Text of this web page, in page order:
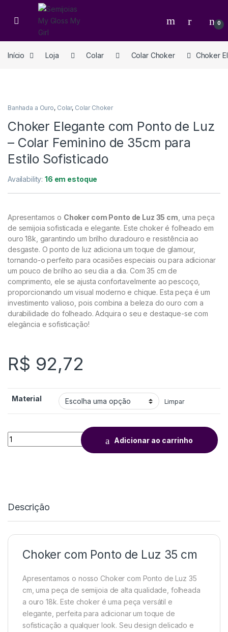
0
Início Loja Colar Colar Choker Choker
Banhada a Ouro, Colar, Colar Choker
Choker Elegante com Ponto de Luz
– Colar Feminino de 35cm para
Estilo Sofisticado
Availability:16 em estoque
Apresentamos o Choker com Ponto de Luz 35 cm , uma peça
de semijoia sofisticada e elegante. Este choker é folheado em
ouro 18k, garantindo um brilho duradouro e resistência ao
desgaste. O ponto de luz adiciona um toque de glamour,
tornando-o perfeito para ocasiões especiais ou para adicionar
um pouco de brilho ao seu dia a dia. Com 35 cm de
comprimento, ele se ajusta confortavelmente ao pescoço,
proporcionando um visual moderno e chique. Esta peça é um
investimento valioso, pois combina a beleza do ouro com a
durabilidade do folheado. Adquira o seu e destaque-se com
elegância e sofisticação!
R$ 92,72
Material Limpar
Adicionar ao carrinho
Descrição
Choker com Ponto de Luz 35 cm
Apresentamos o nosso Choker com Ponto de Luz 35
cm, uma peça de semijoia de alta qualidade, folheada
a ouro 18k. Este choker é uma peça versátil e
elegante, perfeita para adicionar um toque de
sofisticação a qualquer look. Seu design delicado e